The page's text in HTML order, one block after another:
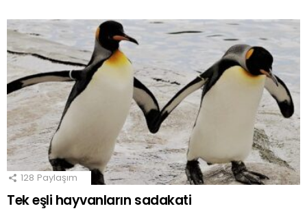
128 Paylaşım
Tek eşli hayvanların sadakati